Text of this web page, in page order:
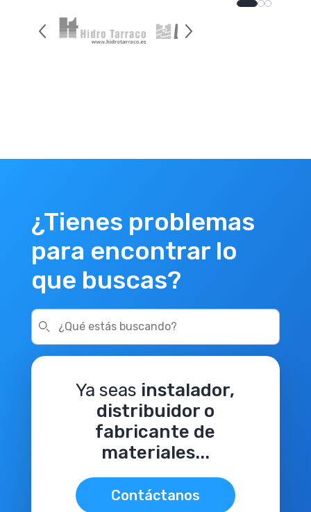
¿Tienes problemas
para encontrar lo
que buscas?
Ya seas instalador,
distribuidor o
fabricante de
materiales...
Contáctanos